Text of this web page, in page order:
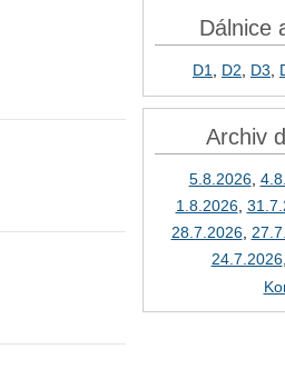
Dálnice
D1 D2 D3
Archiv
5.8.2026,
1.8.2026,
28.7.2026,
24.7.2026,